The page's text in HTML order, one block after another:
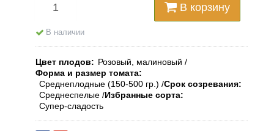
В корзину
В наличии
Цвет плодов
Розовый, малиновый
Форма и размер томата
Среднеплодные (150-500 гр.) Срок созревания
Среднеспелые Избранные сорта
Супер-сладость